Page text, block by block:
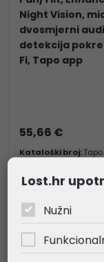
Night Vision,
dvosmjerni
detekcija
Fi, Tapo app
55,66 €
Kataloški broj:
Lost.hr
Nužni